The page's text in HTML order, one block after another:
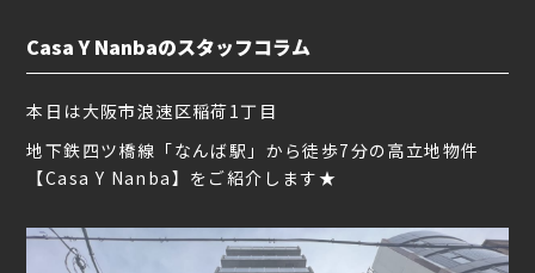
Casa Y Nanbaのスタッフコラム
本日は大阪市浪速区稲荷1丁目
地下鉄四ツ橋線「なんば駅」から徒歩7分の高立地物件
【Casa Y Nanba】をご紹介します★